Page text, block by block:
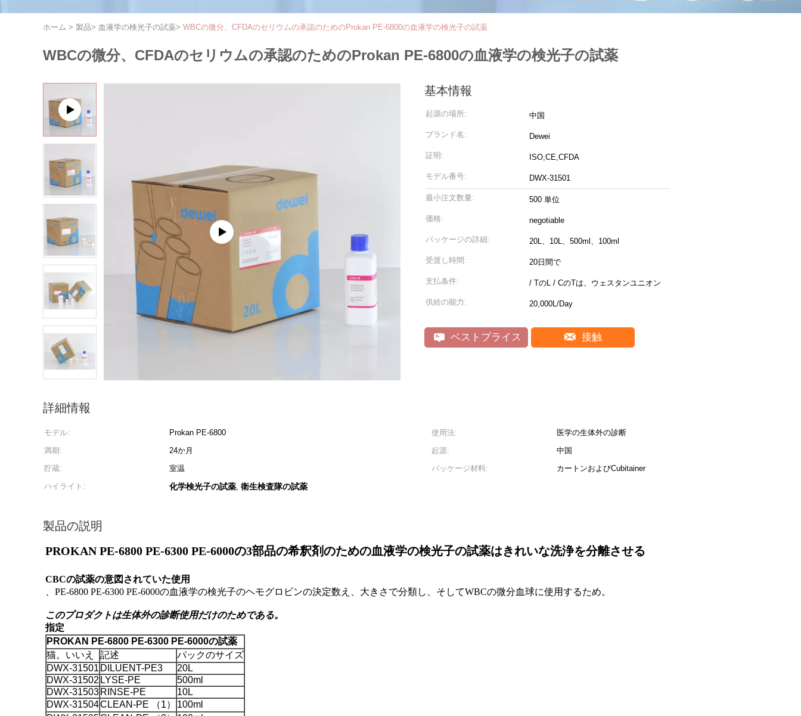
ホーム > 製品> 血液学の検光子の試薬> WBCの微分、CFDAのセリウムの承認のためのProkan PE-6800の血液学の検光子の試薬
WBCの微分、CFDAのセリウムの承認のためのProkan PE-6800の血液学の検光子の試薬
基本情報
起源の場所: 中国
ブランド名: Dewei
証明: ISO,CE,CFDA
モデル番号: DWX-31501
最小注文数量: 500 単位
価格: negotiable
パッケージの詳細: 20L、10L、500ml、100ml
受渡し時間: 20日間で
支払条件: / TのL / CのTは、ウェスタンユニオン
供給の能力: 20,000L/Day
ベストプライス 接触
詳細情報
モデル: Prokan PE-6800 使用法:
医学の生体外の診断
満期:
24か月 起源:
中国
貯蔵:
室温 パッケージ材料:
カートンおよびCubitainer
ハイライト:
化学検光子の試薬, 衛生検査隊の試薬
製品の説明
PROKAN PE-6800 PE-6300 PE-6000の3部品の希釈剤のための血液学の検光子の試薬はきれいな洗浄を分離させる
、PE-6800 PE-6300 PE-6000の血液学の検光子のヘモグロビンの決定数え、大きさで分類し、そしてWBCの微分血球に使用するため。
このプロダクトは生体外の診断使用だけのためである。
指定
PROKAN PE-6800 PE-6300 PE-6000の試薬
猫。いいえ
記述
パックのサイズ
DWX-31501 DILUENT-PE3
20L
DWX-31502 LYSE-PE
500ml
DWX-31503 RINSE-PE
10L
DWX-31504CLEAN-PE （1）
100ml